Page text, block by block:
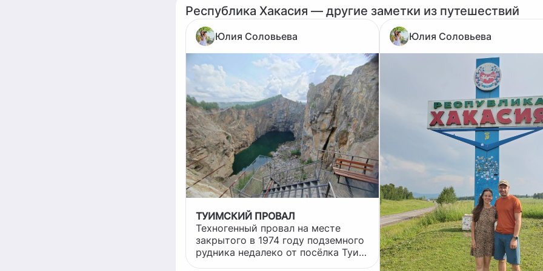
Республика Хакасия — другие заметки из путешествий
Юлия Соловьева
ТУИМСКИЙ ПРОВАЛ
Техногенный провал на месте
закрытого в 1974 году подземного
рудника недалеко от посёлка Туим
Юлия Соловьева